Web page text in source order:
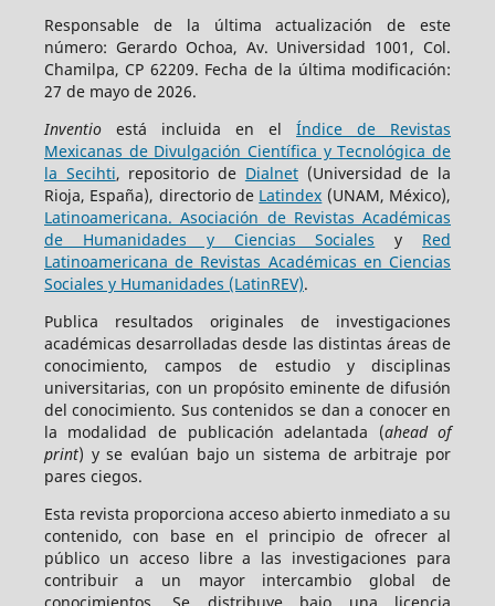
Responsable de la última actualización de este
número: Gerardo Ochoa, Av. Universidad 1001, Col.
Chamilpa, CP 62209. Fecha de la última modificación:
27 de mayo de 2026.
Inventioestá incluida en elÍndice de Revistas
Mexicanas de Divulgación Científica y Tecnológica de
la Secihti, repositorio de Dialnet(Universidad de la
Rioja, España), directorio de Latindex (UNAM, México),
Latinoamericana. Asociación de Revistas Académicas
de Humanidades y Ciencias Sociales y Red
Latinoamericana de Revistas Académicas en Ciencias
Sociales y Humanidades (LatinREV).
Publica resultados originales de investigaciones
académicas desarrolladas desde las distintas áreas de
conocimiento, campos de estudio y disciplinas
universitarias, con un propósito eminente de difusión
del conocimiento. Sus contenidos se dan a conocer en
la modalidad de publicación adelantada (ahead of
print) y se evalúan bajo un sistema de arbitraje por
pares ciegos.
Esta revista proporciona acceso abierto inmediato a su
contenido, con base en el principio de ofrecer al
público un acceso libre a las investigaciones para
contribuir a un mayor intercambio global de